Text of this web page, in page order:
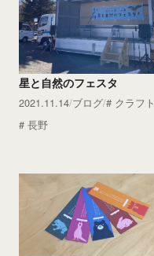
星と自然のフェスタ
2021.11.14 ブログ
クラフト
長野